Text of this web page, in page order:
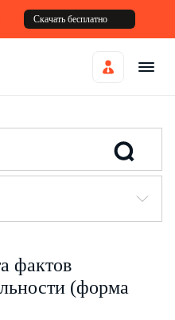
Скачать бесплатно
фактов
(форма